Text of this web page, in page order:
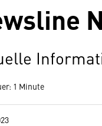
1 Minute